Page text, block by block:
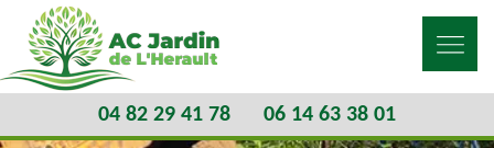
04 82 29 41 78 06 14 63 38 01